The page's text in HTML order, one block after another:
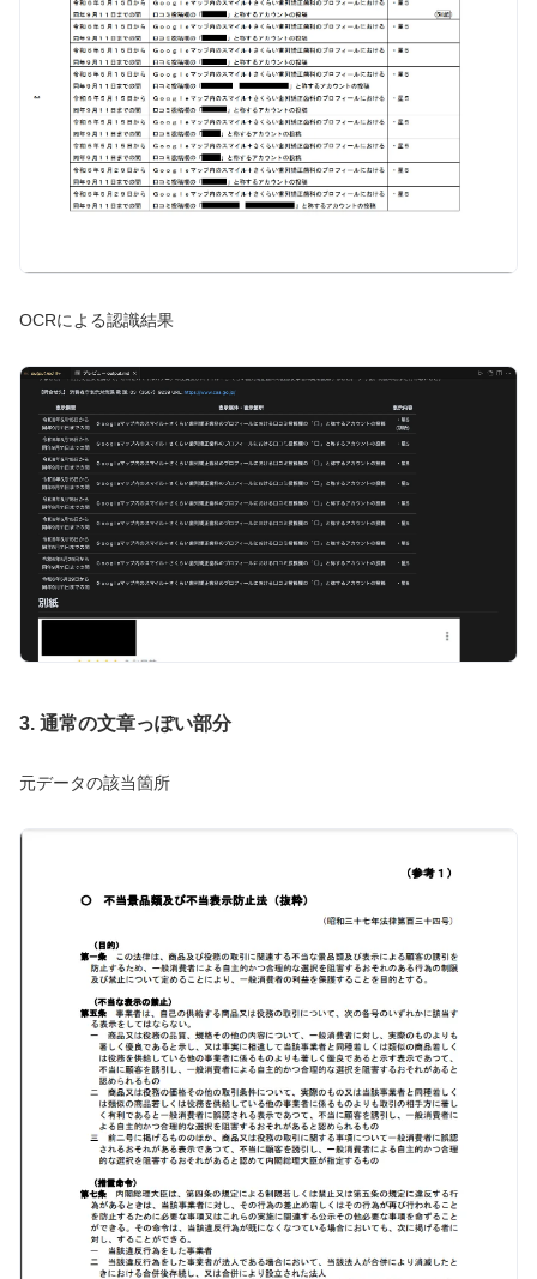
OCRによる認識結果
3. 通常の文章っぽい部分
元データの該当箇所